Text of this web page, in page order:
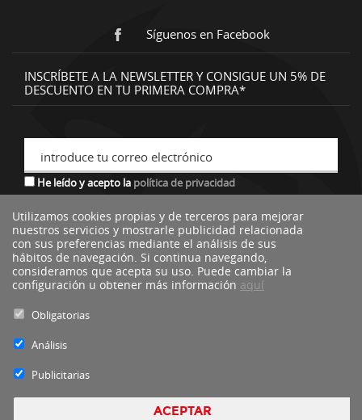
Síguenos en Facebook
INSCRÍBETE A LA NEWSLETTER Y CONSIGUE UN 5% DE
DESCUENTO EN TU PRIMERA COMPRA*
introduce tu correo electrónico
He leído y acepto la política de privacidad
*descuento no acumulable a otras ofertas o promociones.
Utilizamos cookies propias y de terceros para mejorar
nuestros servicios y mostrarle publicidad relacionada
con sus preferencias mediante el análisis de sus
hábitos de navegación. Si continua navegando,
consideramos que acepta su uso. Puede cambiar la
configuración u obtener más información aquí
Obligatorias
Análisis
Publicitarias
ACEPTAR